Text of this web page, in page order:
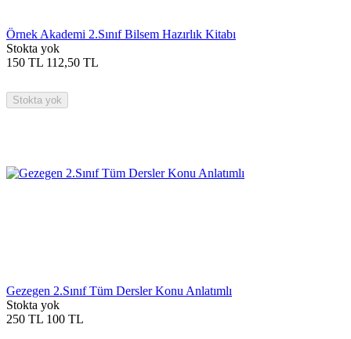
Örnek Akademi 2.Sınıf Bilsem Hazırlık Kitabı
Stokta yok
150 TL 112,50 TL
Stokta yok
Gezegen 2.Sınıf Tüm Dersler Konu Anlatımlı
Stokta yok
250 TL 100 TL